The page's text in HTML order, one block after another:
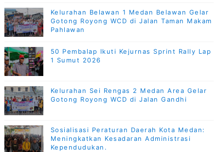
Kelurahan Belawan 1 Medan Belawan Gelar
Gotong Royong WCD di Jalan Taman Makam
Pahlawan
50 Pembalap Ikuti Kejurnas Sprint Rally Lap
1 Sumut 2026
Kelurahan Sei Rengas 2 Medan Area Gelar
Gotong Royong WCD di Jalan Gandhi
Sosialisasi Peraturan Daerah Kota Medan:
Meningkatkan Kesadaran Administrasi
Kependudukan.